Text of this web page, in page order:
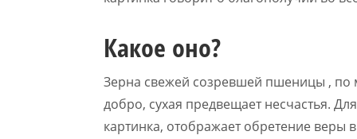
Какое оно?
Зерна свежей созревшей пшеницы , по
добро, сухая предвещает несчастья.
картинка, отображает обретение веры